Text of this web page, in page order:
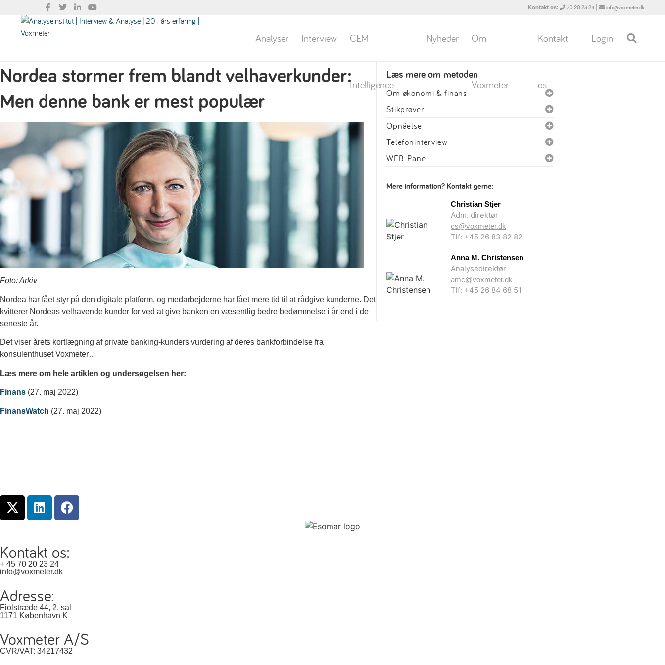
Kontakt os: 70 20 23 24 | info@voxmeter.dk
Analyser Interview CEM
Intelligence
Nyheder Om
Voxmeter
Kontakt
os
Login
Nordea stormer frem blandt velhaverkunder:
Men denne bank er mest populær
Foto: Arkiv
Nordea har fået styr på den digitale platform, og medarbejderne har fået mere tid til at rådgive kunderne. Det
kvitterer Nordeas velhavende kunder for ved at give banken en væsentlig bedre bedømmelse i år end i de
seneste år.
Det viser årets kortlægning af private banking-kunders vurdering af deres bankforbindelse fra
konsulenthuset Voxmeter…
Læs mere om hele artiklen og undersøgelsen her:
Finans (27. maj 2022)
FinansWatch (27. maj 2022)
Læs mere om metoden
Om økonomi & finans
Stikprøver
Opnåelse
Telefoninterview
WEB-Panel
Mere information? Kontakt gerne:
Christian Stjer
Adm. direktør
cs@voxmeter.dk
Tlf: +45 26 83 82 82
Anna M. Christensen
Analysedirektør
amc@voxmeter.dk
Tlf: +45 26 84 68 51
Kontakt os:
+ 45 70 20 23 24
info@voxmeter.dk
Adresse:
Fiolstræde 44, 2. sal
1171 København K
Voxmeter A/S
CVR/VAT: 34217432